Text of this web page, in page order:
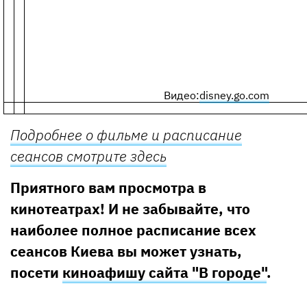
Видео:disney.go.com
Подробнее о фильме и расписание
сеансов смотрите здесь
Приятного вам просмотра в
кинотеатрах! И не забывайте, что
наиболее полное расписание всех
сеансов Киева вы может узнать,
посети киноафишу сайта "В городе".